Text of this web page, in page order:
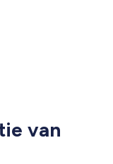
van